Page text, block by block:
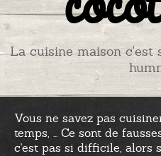
La cuisine maison c'est
Vous ne savez pas
temps, ... Ce sont de
c'est pas si difficile, alors